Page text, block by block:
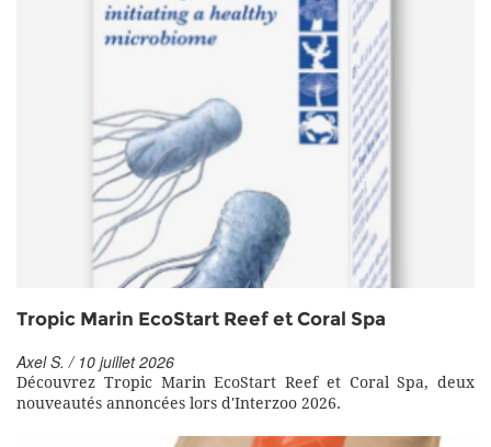
Tropic Marin EcoStart Reef et Coral Spa
Axel S. / 10 juillet 2026
Découvrez Tropic Marin EcoStart Reef et Coral Spa, deux
nouveautés annoncées lors d'Interzoo 2026.